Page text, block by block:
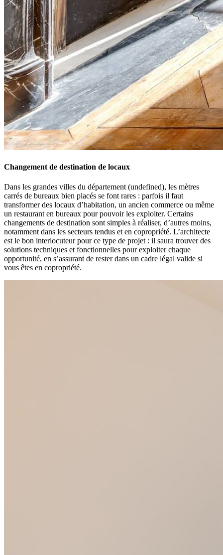
Changement de destination de locaux
Dans les grandes villes du département (undefined), les mètres
carrés de bureaux bien placés se font rares : parfois il faut
transformer des locaux d’habitation, un ancien commerce ou même
un restaurant en bureaux pour pouvoir les exploiter. Certains
changements de destination sont simples à réaliser, d’autres moins,
notamment dans les secteurs tendus et en copropriété. L’architecte
est le bon interlocuteur pour ce type de projet : il saura trouver des
solutions techniques et fonctionnelles pour exploiter chaque
opportunité, en s’assurant de rester dans un cadre légal valide si
vous êtes en copropriété.